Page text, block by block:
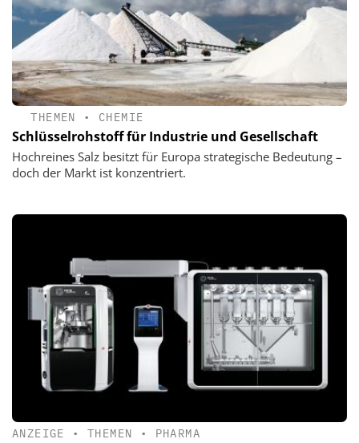
THEMEN • CHEMIE
Schlüsselrohstoff für Industrie und Gesellschaft
Hochreines Salz besitzt für Europa strategische Bedeutung –
doch der Markt ist konzentriert.
ANZEIGE •THEMEN • PHARMA